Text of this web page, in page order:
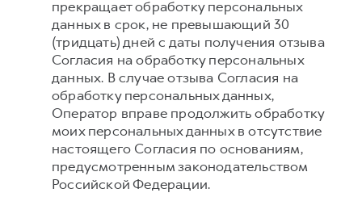
прекращает обработку персональных
данных в срок, не превышающий 30
(тридцать) дней с даты получения отзыва
Согласия на обработку персональных
данных. В случае отзыва Согласия на
обработку персональных данных,
Оператор вправе продолжить обработку
моих персональных данных в отсутствие
настоящего Согласия по основаниям,
предусмотренным законодательством
Российской Федерации.